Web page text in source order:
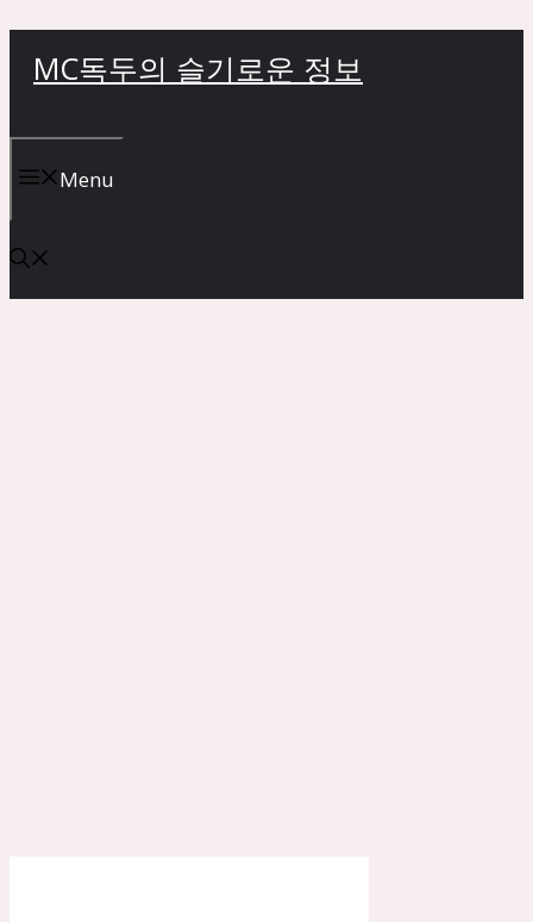
너
뛰
기
MC독두의 슬기로운 정보
Menu